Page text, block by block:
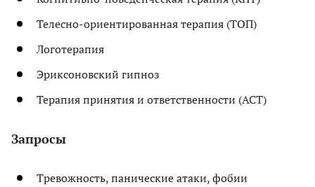
Телесно-ориентированная терапия (ТОП)
Логотерапия
Эриксоновский гипноз
Терапия принятия и ответственности (АСТ)
Запросы
Тревожность, панические атаки, фобии